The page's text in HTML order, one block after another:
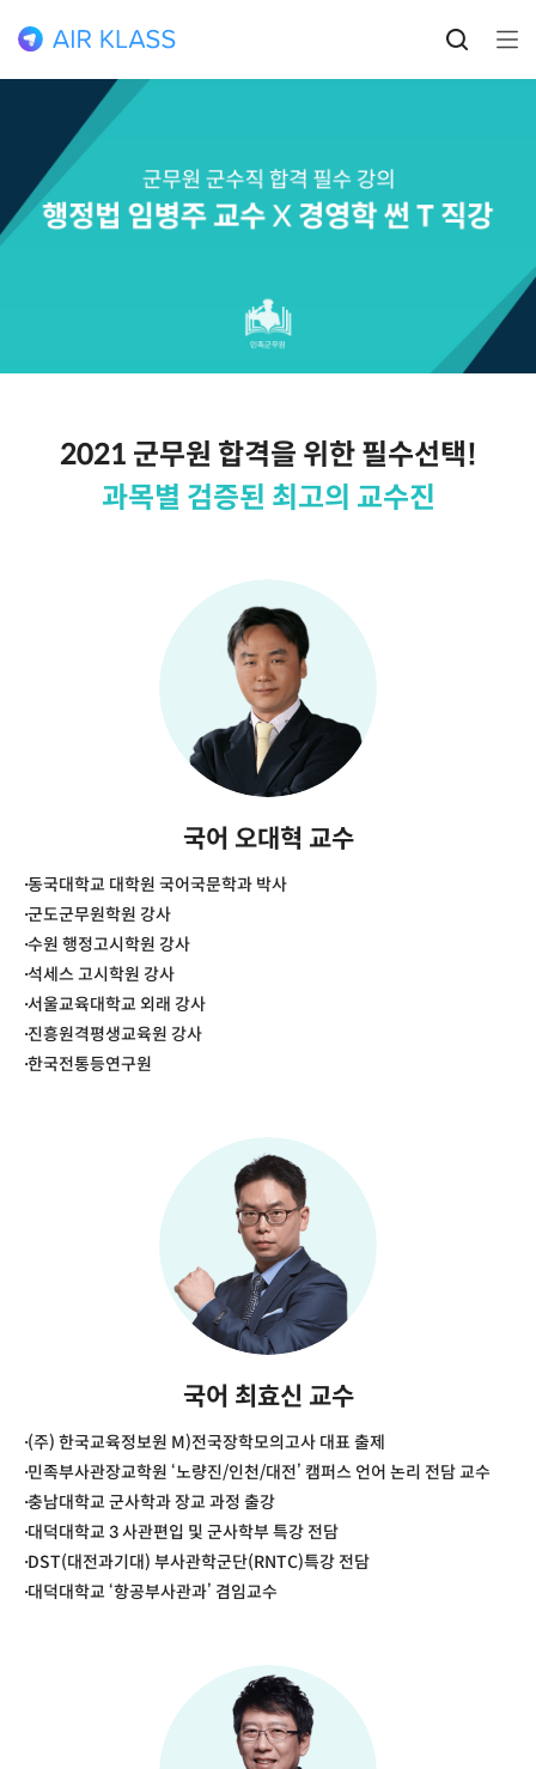
2021 군무원 합격을 위한 필수선택!
과목별 검증된 최고의 교수진
국어 오대혁 교수
동국대학교 대학원 국어국문학과 박사
군도군무원학원 강사
수원 행정고시학원 강사
석세스 고시학원 강사
서울교육대학교 외래 강사
진흥원격평생교육원 강사
한국전통등연구원
국어 최효신 교수
(주) 한국교육정보원 M)전국장학모의고사 대표 출제
민족부사관장교학원 ‘노량진/인천/대전’ 캠퍼스 언어 논리 전담 교수
충남대학교 군사학과 장교 과정 출강
대덕대학교 3 사관편입 및 군사학부 특강 전담
DST(대전과기대) 부사관학군단(RNTC)특강 전담
대덕대학교 ‘항공부사관과’ 겸임교수